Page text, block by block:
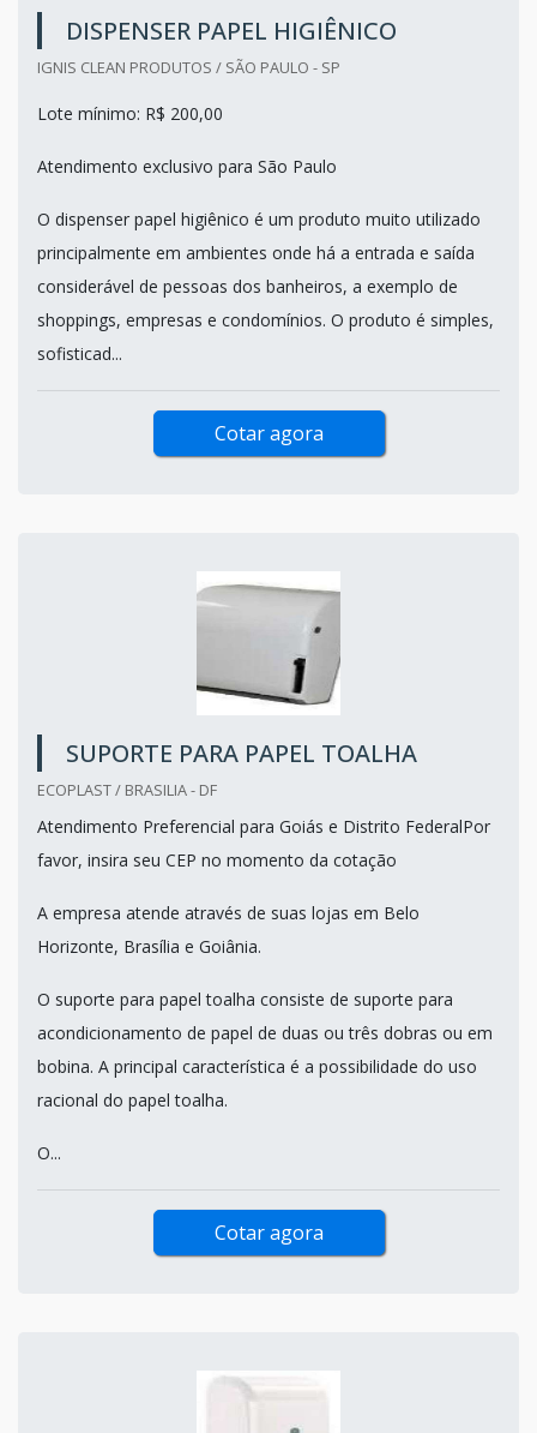
DISPENSER PAPEL HIGIÊNICO
IGNIS CLEAN PRODUTOS / SÃO PAULO - SP
Lote mínimo: R$ 200,00
Atendimento exclusivo para São Paulo
O dispenser papel higiênico é um produto muito utilizado
principalmente em ambientes onde há a entrada e saída
considerável de pessoas dos banheiros, a exemplo de
shoppings, empresas e condomínios. O produto é simples,
sofisticad...
Cotar agora
SUPORTE PARA PAPEL TOALHA
ECOPLAST / BRASILIA - DF
Atendimento Preferencial para Goiás e Distrito FederalPor
favor, insira seu CEP no momento da cotação
A empresa atende através de suas lojas em Belo
Horizonte, Brasília e Goiânia.
O suporte para papel toalha consiste de suporte para
acondicionamento de papel de duas ou três dobras ou em
bobina. A principal característica é a possibilidade do uso
racional do papel toalha.
O...
Cotar agora